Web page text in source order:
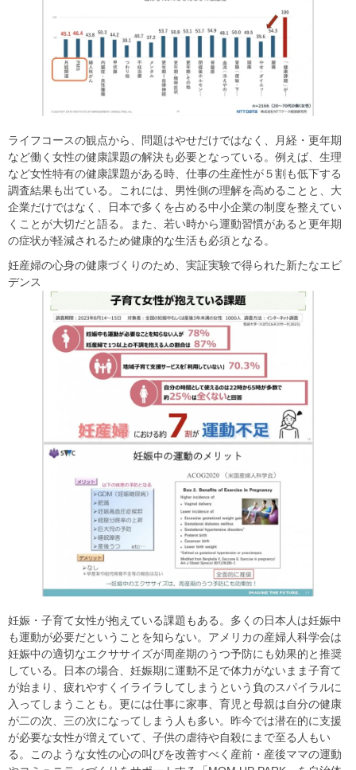
ライフコースの観点から、問題はやせだけではなく、月経・更年期
など働く女性の健康課題の解決も必要となっている。例えば、生理
など女性特有の健康課題がある時、仕事の生産性が５割も低下する
調査結果も出ている。これには、男性側の理解を高めることと、大
企業だけではなく、日本で多くを占める中小企業の制度を整えてい
くことが大切だと語る。また、若い時から運動習慣があると更年期
の症状が軽減されるため健康的な生活も必須となる。
妊産婦の心身の健康づくりのため、実証実験で得られた新たなエビ
デンス
妊娠・子育て女性が抱えている課題もある。多くの日本人は妊娠中
も運動が必要だということを知らない。アメリカの産婦人科学会は
妊娠中の適切なエクササイズが周産期のうつ予防にも効果的と推奨
している。日本の場合、妊娠期に運動不足で体力がないまま子育て
が始まり、疲れやすくイライラしてしまうという負のスパイラルに
入ってしまうことも。更には仕事に家事、育児と母親は自分の健康
が二の次、三の次になってしまう人も多い。昨今では潜在的に支援
が必要な女性が増えていて、子供の虐待や自殺にまで至る人もい
る。このような女性の心の叫びを改善すべく産前・産後ママの運動